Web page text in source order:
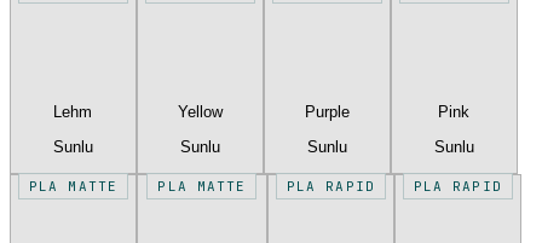
Lehm
Sunlu
Yellow
Sunlu
Purple
Sunlu
Pink
Sunlu
PLA MATTE PLA MATTE PLA RAPID PLA RAPID